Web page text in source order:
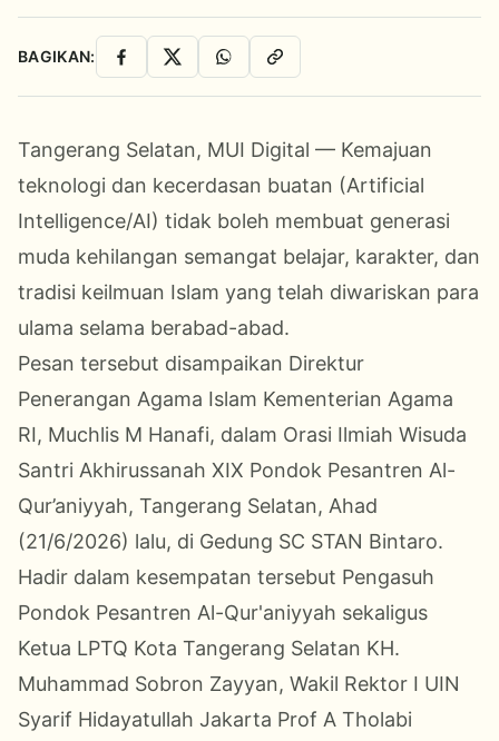
BAGIKAN: Facebook
X WhatsAppSalin Link
Tangerang Selatan, MUI Digital — Kemajuan
teknologi dan kecerdasan buatan (Artificial
Intelligence/AI) tidak boleh membuat generasi
muda kehilangan semangat belajar, karakter, dan
tradisi keilmuan Islam yang telah diwariskan para
ulama selama berabad-abad.
Pesan tersebut disampaikan Direktur
Penerangan Agama Islam Kementerian Agama
RI, Muchlis M Hanafi, dalam Orasi Ilmiah Wisuda
Santri Akhirussanah XIX Pondok Pesantren Al-
Qur’aniyyah, Tangerang Selatan, Ahad
(21/6/2026) lalu, di Gedung SC STAN Bintaro.
Hadir dalam kesempatan tersebut Pengasuh
Pondok Pesantren Al-Qur'aniyyah sekaligus
Ketua LPTQ Kota Tangerang Selatan KH.
Muhammad Sobron Zayyan, Wakil Rektor I UIN
Syarif Hidayatullah Jakarta Prof A Tholabi